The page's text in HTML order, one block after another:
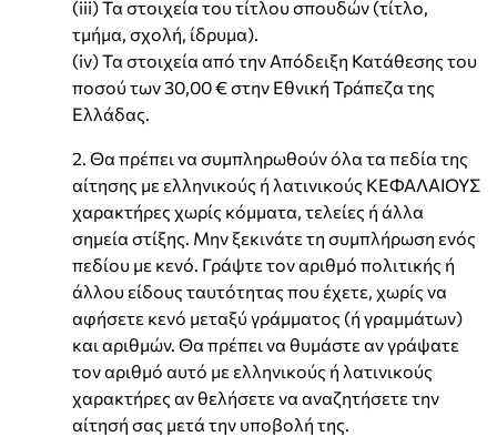
(iii) Τα στοιχεία του τίτλου σπουδών (τίτλο,
τμήμα, σχολή, ίδρυμα).
(iv) Τα στοιχεία από την Απόδειξη Κατάθεσης του
ποσού των 30,00 € στην Εθνική Τράπεζα της
Ελλάδας.
2. Θα πρέπει να συμπληρωθούν όλα τα πεδία της
αίτησης με ελληνικούς ή λατινικούς ΚΕΦΑΛΑΙΟΥΣ
χαρακτήρες χωρίς κόμματα, τελείες ή άλλα
σημεία στίξης. Μην ξεκινάτε τη συμπλήρωση ενός
πεδίου με κενό. Γράψτε τον αριθμό πολιτικής ή
άλλου είδους ταυτότητας που έχετε, χωρίς να
αφήσετε κενό μεταξύ γράμματος (ή γραμμάτων)
και αριθμών. Θα πρέπει να θυμάστε αν γράψατε
τον αριθμό αυτό με ελληνικούς ή λατινικούς
χαρακτήρες αν θελήσετε να αναζητήσετε την
αίτησή σας μετά την υποβολή της.